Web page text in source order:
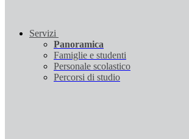
Servizi
Panoramica
Famiglie e studenti
Personale scolastico
Percorsi di studio